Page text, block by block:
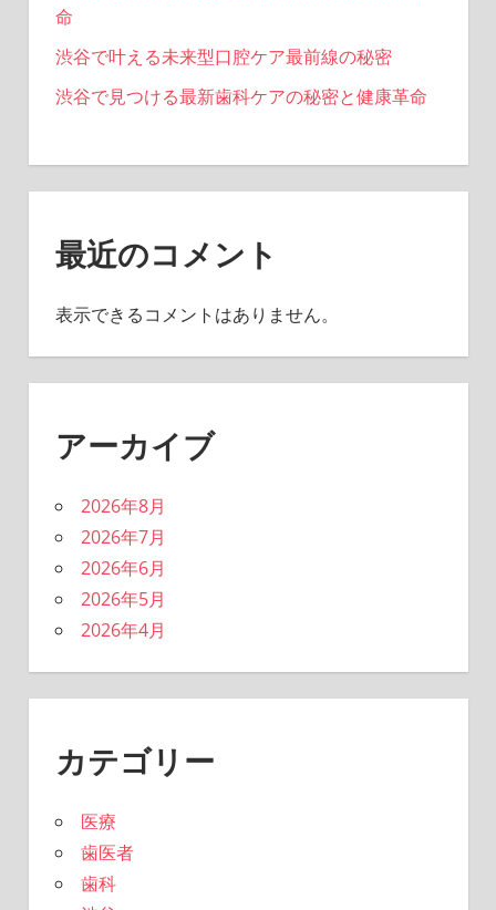
命
渋谷で叶える未来型口腔ケア最前線の秘密
渋谷で見つける最新歯科ケアの秘密と健康革命
最近のコメント
表示できるコメントはありません。
アーカイブ
2026年8月
2026年7月
2026年6月
2026年5月
2026年4月
カテゴリー
医療
歯医者
歯科